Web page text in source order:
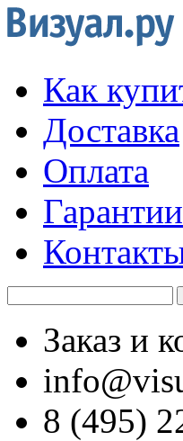
Как
Доставка
Оплата
Гарантии
Заказ и
8 (495)